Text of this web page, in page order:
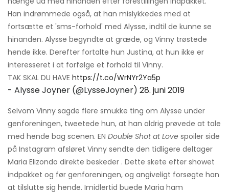
Han indrømmede også, at han mislykkedes med at
fortsætte et 'sms-forhold' med Alysse, indtil de kunne se
hinanden. Alysse begyndte at græde, og Vinny trøstede
hende ikke. Derefter fortalte hun Justina, at hun ikke er
interesseret i at forfølge et forhold til Vinny.
TAK SKAL DU HAVE https://t.co/WrNYr2Ya5p
- Alysse Joyner (@LysseJoyner) 28. juni 2019
Selvom Vinny sagde flere smukke ting om Alysse under
genforeningen, tweetede hun, at han aldrig prøvede at tale
med hende bag scenen. EN Double Shot at Love spoiler side
på Instagram afsløret Vinny sendte den tidligere deltager
Maria Elizondo direkte beskeder . Dette skete efter showet
indpakket og før genforeningen, og angiveligt forsøgte han
at tilslutte sig hende. Imidlertid buede Maria ham